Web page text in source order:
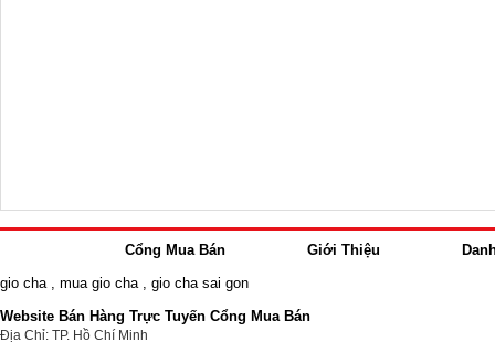
Cổng Mua Bán Giới Thiệu
gio cha, mua gio cha, gio cha sai gon
Website Bán Hàng Trực Tuyến Cổng Mua Bán
Địa Chỉ: TP. Hồ Chí Minh